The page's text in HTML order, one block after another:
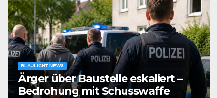
BLAULICHT NEWS
Ärger über Baustelle eskaliert –
Bedrohung mit Schusswaffe